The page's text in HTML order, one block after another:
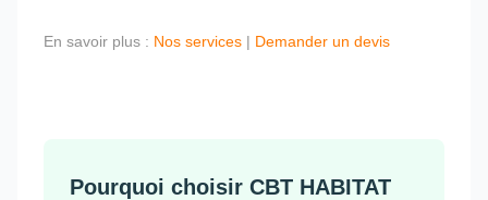
En savoir plus : Nos services | Demander un devis
Pourquoi choisir CBT HABITAT